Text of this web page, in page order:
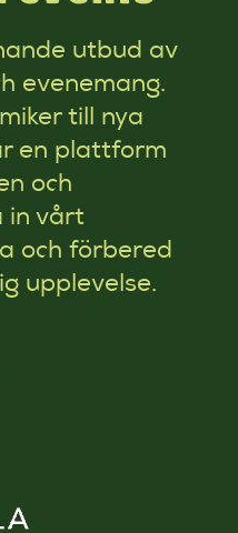
utbud av
evenemang.
till nya
en plattform
och
in vårt
och förbered
upplevelse.